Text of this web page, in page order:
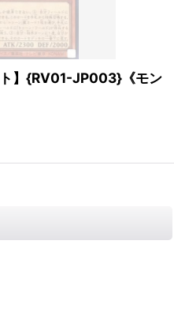
】{RV01-JP003}《モン